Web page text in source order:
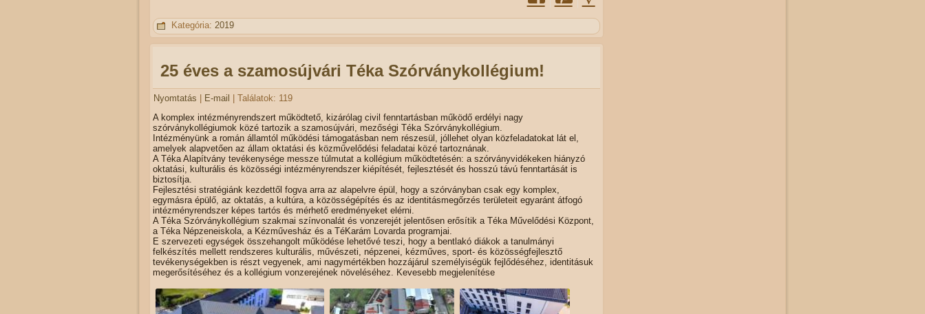
Kategória: 2019
25 éves a szamosújvári Téka Szórványkollégium!
Nyomtatás E-mail
| Találatok: 119
A komplex intézményrendszert működtető, kizárólag civil fenntartásban működő erdélyi nagy
szórványkollégiumok közé tartozik a szamosújvári, mezőségi Téka Szórványkollégium.
Intézményünk a román államtól működési támogatásban nem részesül, jóllehet olyan közfeladatokat lát el,
amelyek alapvetően az állam oktatási és közművelődési feladatai közé tartoznának.
A Téka Alapítvány tevékenysége messze túlmutat a kollégium működtetésén: a szórványvidékeken hiányzó
oktatási, kulturális és közösségi intézményrendszer kiépítését, fejlesztését és hosszú távú fenntartását is
biztosítja.
Fejlesztési stratégiánk kezdettől fogva arra az alapelvre épül, hogy a szórványban csak egy komplex,
egymásra épülő, az oktatás, a kultúra, a közösségépítés és az identitásmegőrzés területeit egyaránt átfogó
intézményrendszer képes tartós és mérhető eredményeket elérni.
A Téka Szórványkollégium szakmai színvonalát és vonzerejét jelentősen erősítik a Téka Művelődési Központ,
a Téka Népzeneiskola, a Kézművesház és a TéKarám Lovarda programjai.
E szervezeti egységek összehangolt működése lehetővé teszi, hogy a bentlakó diákok a tanulmányi
felkészítés mellett rendszeres kulturális, művészeti, népzenei, kézműves, sport- és közösségfejlesztő
tevékenységekben is részt vegyenek, ami nagymértékben hozzájárul személyiségük fejlődéséhez, identitásuk
megerősítéséhez és a kollégium vonzerejének növeléséhez. Kevesebb megjelenítése